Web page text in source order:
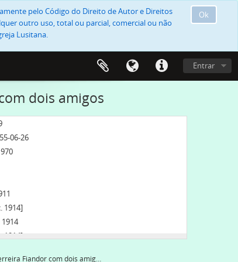
Ok
pelo Código do Direito de Autor e Direitos
outro uso, total ou parcial, comercial ou não
Lusitana.
Entrar
dois amigos
06-26
1914]
1914]
António Ferreira Fiandor com dois amigos